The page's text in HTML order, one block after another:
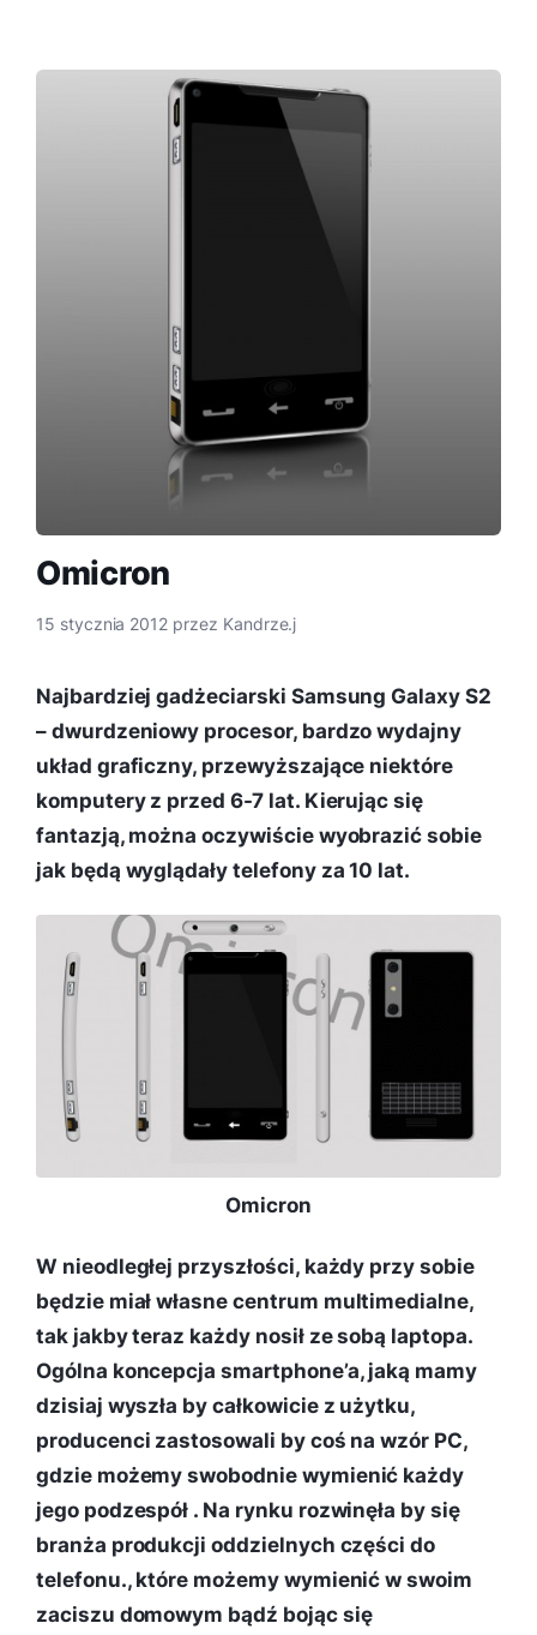
Omicron
15 stycznia 2012 przez Kandrze.j
Najbardziej gadżeciarski Samsung Galaxy S2
– dwurdzeniowy procesor, bardzo wydajny
układ graficzny, przewyższające niektóre
komputery z przed 6-7 lat. Kierując się
fantazją, można oczywiście wyobrazić sobie
jak będą wyglądały telefony za 10 lat.
Omicron
W nieodległej przyszłości, każdy przy sobie
będzie miał własne centrum multimedialne,
tak jakby teraz każdy nosił ze sobą laptopa.
Ogólna koncepcja smartphone’a, jaką mamy
dzisiaj wyszła by całkowicie z użytku,
producenci zastosowali by coś na wzór PC,
gdzie możemy swobodnie wymienić każdy
jego podzespół . Na rynku rozwinęła by się
branża produkcji oddzielnych części do
telefonu., które możemy wymienić w swoim
zaciszu domowym bądź bojąc się